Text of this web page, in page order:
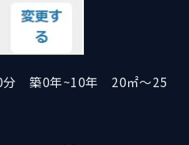
分 築0年~10年 20㎡～25